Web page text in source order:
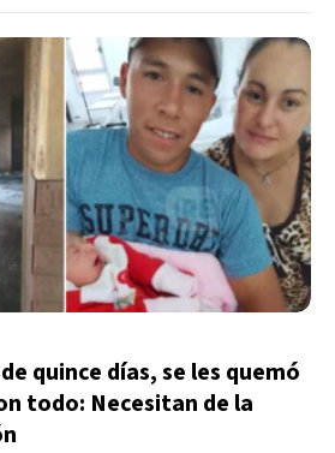
quince días, se les quemó
todo: Necesitan de la